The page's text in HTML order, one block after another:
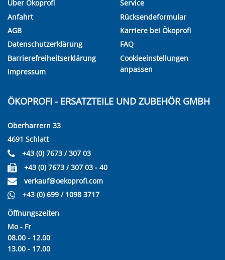
Über Ökoprofi
Anfahrt
AGB
Datenschutzerklärung
Barrierefreiheitserklärung
Impressum
Service
Rücksendeformular
Karriere bei Ökoprofi
FAQ
Cookieeinstellungen
anpassen
ÖKOPROFI - ERSATZTEILE UND ZUBEHÖR GMBH
Oberharrern 33
4691 Schlatt
+43 (0) 7673 / 307 03
+43 (0) 7673 / 307 03 - 40
verkauf@oekoprofi.com
+43 (0) 699 / 1098 3717
Öffnungszeiten
Mo - Fr
08.00 - 12.00
13.00 - 17.00